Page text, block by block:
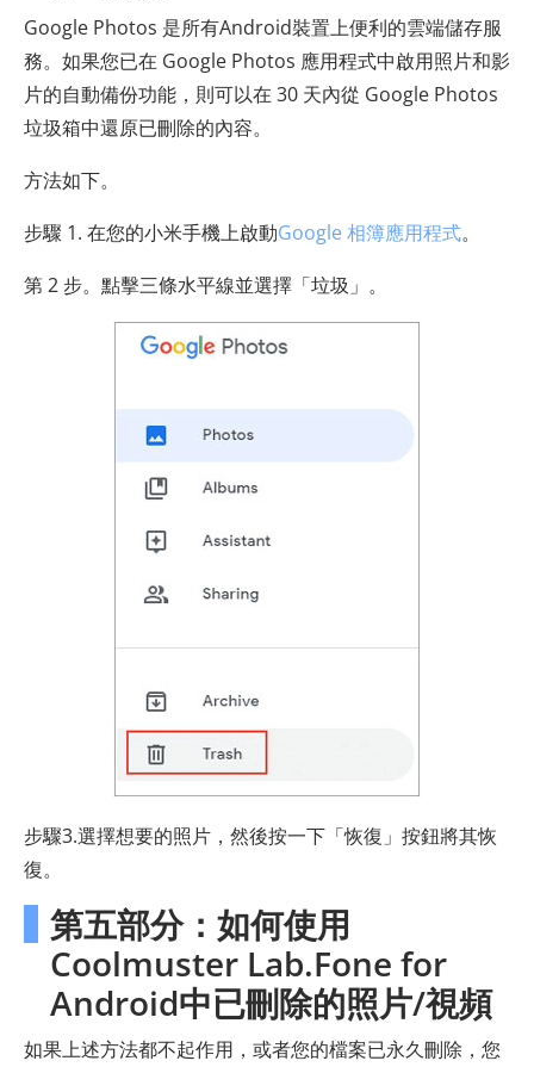
Google Photos 是所有Android裝置上便利的雲端儲存服
務。如果您已在 Google Photos 應用程式中啟用照片和影
片的自動備份功能，則可以在 30 天內從 Google Photos
垃圾箱中還原已刪除的內容。
方法如下。
步驟 1. 在您的小米手機上啟動Google 相簿應用程式。
第 2 步。點擊三條水平線並選擇「垃圾」。
步驟3.選擇想要的照片，然後按一下「恢復」按鈕將其恢
復。
第五部分：如何使用
Coolmuster Lab.Fone for
Android中已刪除的照片/視頻
如果上述方法都不起作用，或者您的檔案已永久刪除，您